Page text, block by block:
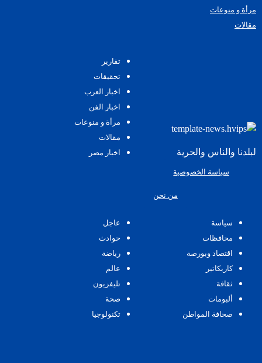
مرأة و منوعات
مقالات
لبلدنا والناس والحرية
سياسة الخصوصية
من نحن
تقارير
تحقيقات
اخبار العرب
اخبار الفن
مرأة و منوعات
مقالات
اخبار مصر
سياسة
محافظات
اقتصاد وبورصة
كاريكاتير
ثقافة
ألبومات
صحافة المواطن
عاجل
حوادث
رياضة
عالم
تليفزيون
صحة
تكنولوجيا